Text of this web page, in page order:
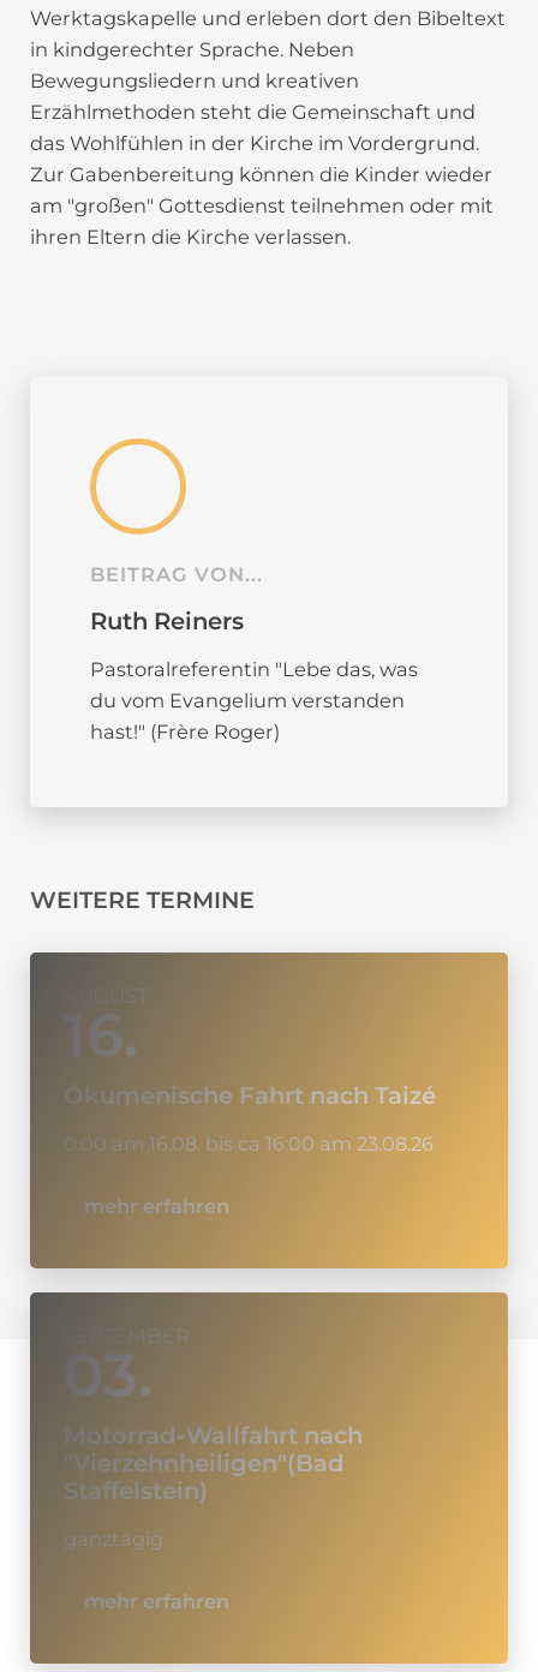
Werktagskapelle und erleben dort den Bibeltext
in kindgerechter Sprache. Neben
Bewegungsliedern und kreativen
Erzählmethoden steht die Gemeinschaft und
das Wohlfühlen in der Kirche im Vordergrund.
Zur Gabenbereitung können die Kinder wieder
am "großen" Gottesdienst teilnehmen oder mit
ihren Eltern die Kirche verlassen.
BEITRAG VON...
Ruth Reiners
Pastoralreferentin "Lebe das, was
du vom Evangelium verstanden
hast!" (Frère Roger)
WEITERE TERMINE
AUGUST
16.
Ökumenische Fahrt nach Taizé
0:00 am 16.08. bis ca 16:00 am 23.08.26
mehr erfahren
SEPTEMBER
03.
Motorrad-Wallfahrt nach
"Vierzehnheiligen"(Bad
Staffelstein)
ganztägig
mehr erfahren